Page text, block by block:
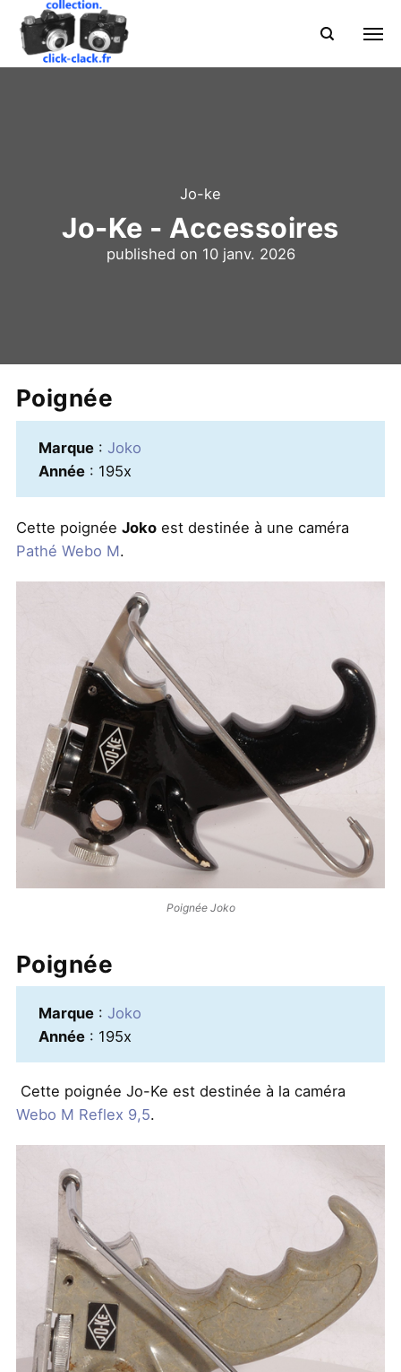
Jo-ke
Jo-Ke - Accessoires
published on 10 janv. 2026
Poignée
Marque: Joko
Année: 195x
Cette poignée Jokoest destinée à une caméra
Pathé Webo M.
Poignée Joko
Poignée
Marque: Joko
Année: 195x
Cette poignée Jo-Ke est destinée à la caméra
Webo M Reflex 9,5.